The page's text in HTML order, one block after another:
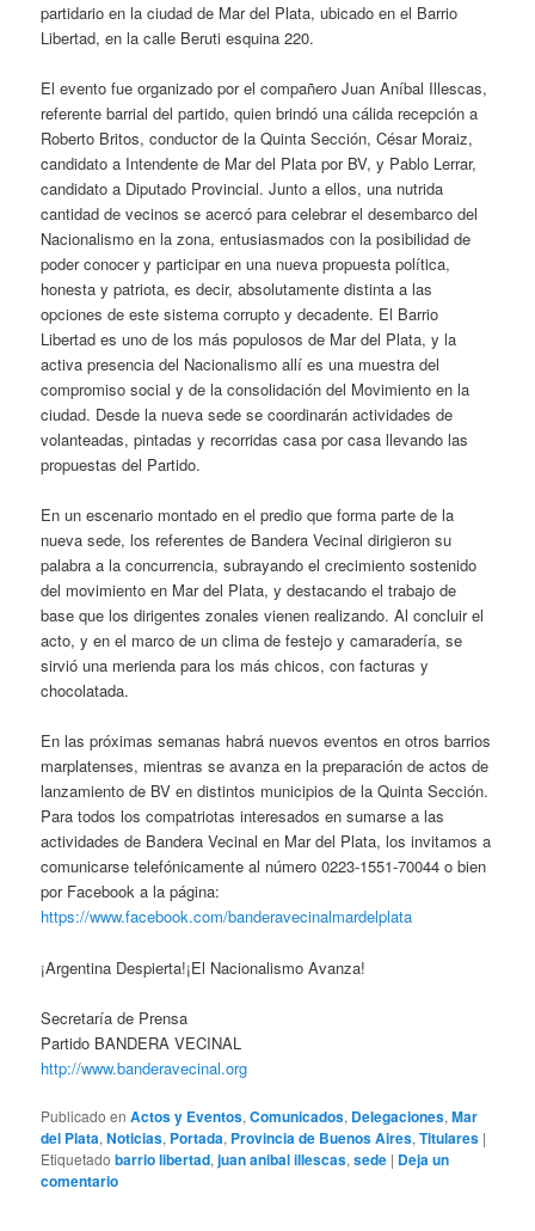
partidario en la ciudad de Mar del Plata, ubicado en el Barrio
Libertad, en la calle Beruti esquina 220.
El evento fue organizado por el compañero Juan Aníbal Illescas,
referente barrial del partido, quien brindó una cálida recepción a
Roberto Britos, conductor de la Quinta Sección, César Moraiz,
candidato a Intendente de Mar del Plata por BV, y Pablo Lerrar,
candidato a Diputado Provincial. Junto a ellos, una nutrida
cantidad de vecinos se acercó para celebrar el desembarco del
Nacionalismo en la zona, entusiasmados con la posibilidad de
poder conocer y participar en una nueva propuesta política,
honesta y patriota, es decir, absolutamente distinta a las
opciones de este sistema corrupto y decadente. El Barrio
Libertad es uno de los más populosos de Mar del Plata, y la
activa presencia del Nacionalismo allí es una muestra del
compromiso social y de la consolidación del Movimiento en la
ciudad. Desde la nueva sede se coordinarán actividades de
volanteadas, pintadas y recorridas casa por casa llevando las
propuestas del Partido.
En un escenario montado en el predio que forma parte de la
nueva sede, los referentes de Bandera Vecinal dirigieron su
palabra a la concurrencia, subrayando el crecimiento sostenido
del movimiento en Mar del Plata, y destacando el trabajo de
base que los dirigentes zonales vienen realizando. Al concluir el
acto, y en el marco de un clima de festejo y camaradería, se
sirvió una merienda para los más chicos, con facturas y
chocolatada.
En las próximas semanas habrá nuevos eventos en otros barrios
marplatenses, mientras se avanza en la preparación de actos de
lanzamiento de BV en distintos municipios de la Quinta Sección.
Para todos los compatriotas interesados en sumarse a las
actividades de Bandera Vecinal en Mar del Plata, los invitamos a
comunicarse telefónicamente al número 0223-1551-70044 o bien
por Facebook a la página:
https://www.facebook.com/banderavecinalmardelplata
¡Argentina Despierta!¡El Nacionalismo Avanza!
Secretaría de Prensa
Partido BANDERA VECINAL
http://www.banderavecinal.org
Publicado en Actos y Eventos,Comunicados, Delegaciones,Mar
del Plata,Noticias, Portada, Provincia de Buenos Aires,Titulares |
Etiquetado barrio libertad,juan anibal illescas,sede | Deja un
comentario